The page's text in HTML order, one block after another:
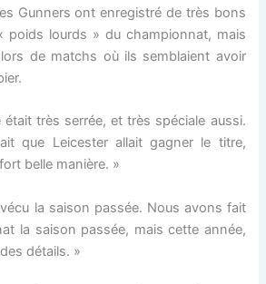
Gunners ont enregistré de très bons
poids lourds » du championnat, mais
de matchs où ils semblaient avoir
très serrée, et très spéciale aussi.
que Leicester allait gagner le titre,
belle manière. »
la saison passée. Nous avons fait
la saison passée, mais cette année,
détails. »